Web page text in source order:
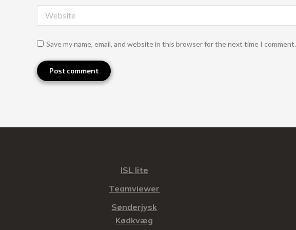
Website
Save my name, email, and website in this browser for the next time I comment.
Post comment
ISL lite
Teamviewer
Sønderjysk
Kødkvæg